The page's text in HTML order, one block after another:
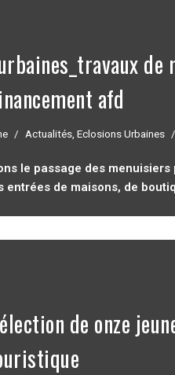
afd
Actualités, Eclosions Urbaines
le passage des
entrées de maisons, de
de onze